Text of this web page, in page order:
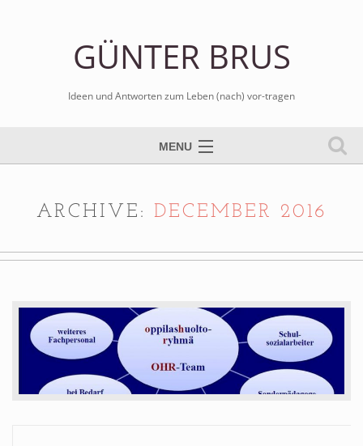
GÜNTER BRUS
Ideen und Antworten zum Leben (nach) vor-tragen
MENU
Bilder malen
Gospels komponieren
ARCHIVE: DECEMBER 2016